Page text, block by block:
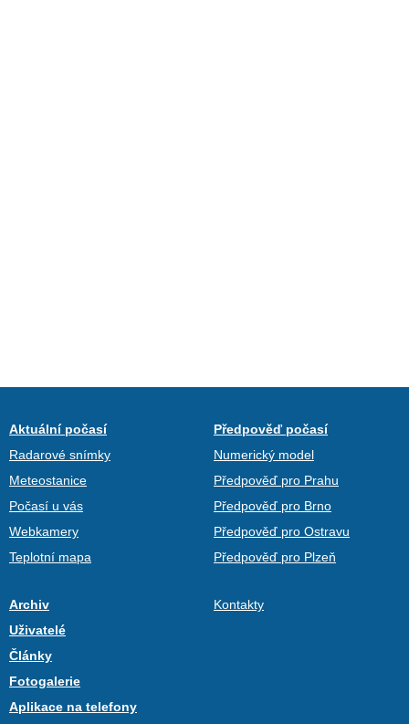
Aktuální počasí
Radarové snímky
Meteostanice
Počasí u vás
Webkamery
Teplotní mapa
Předpověď počasí
Numerický model
Předpověď pro Prahu
Předpověď pro Brno
Předpověď pro Ostravu
Předpověď pro Plzeň
Archiv
Uživatelé
Články
Fotogalerie
Aplikace na telefony
Kontakty